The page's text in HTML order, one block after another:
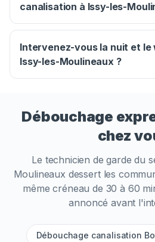
canalisation à Issy-les-
Intervenez-vous la nuit et le
Issy-les-Moulineaux ?
Débouchage
chez
Le technicien de garde du
Moulineaux dessert les
même créneau de 30 à 60
annoncé avant
Débouchage canalisation